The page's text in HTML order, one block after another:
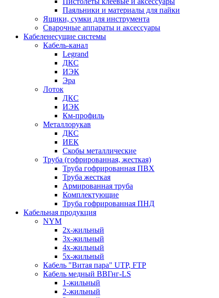
Паяльники и материалы для пайки
Ящики, сумки для инструмента
Сварочные аппараты и аксессуары
Кабеленесущие системы
Кабель-канал
Legrand
ДКС
ИЭК
Эра
Лоток
ДКС
ИЭК
Км-профиль
Металлорукав
ДКС
ИЕК
Скобы металлические
Труба (гофрированная, жесткая)
Труба гофрированная ПВХ
Труба жесткая
Армированная труба
Комплектующие
Труба гофрированная ПНД
Кабельная продукция
NYM
2х-жильный
3х-жильный
4х-жильный
5х-жильный
Кабель "Витая пара" UTP, FTP
Кабель медный ВВГнг-LS
1-жильный
2-жильный